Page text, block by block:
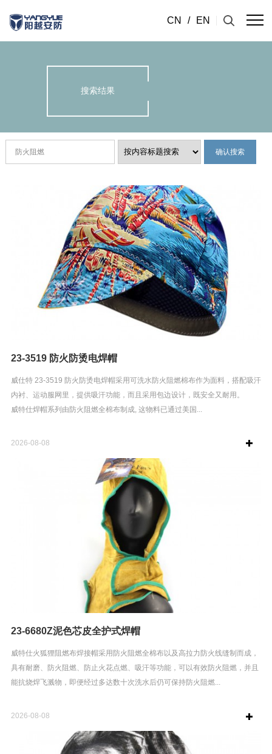
CN / EN
搜索结果
23-3519 防火防烫电焊帽
威仕特 23-3519 防火防烫电焊帽采用可洗水防火阻燃棉布作为面料，搭配吸汗
内衬、运动服网里，提供吸汗功能，而且采用包边设计，既安全又耐用。
威特仕焊帽系列由防火阻燃全棉布制成, 这物料已通过美国...
2026-08-08
23-6680Z泥色芯皮全护式焊帽
威特仕火狐狸阻燃布焊接帽采用防火阻燃全棉布以及高拉力防火线缝制而成，
具有耐磨、防火阻燃、防止火花点燃、吸汗等功能，可以有效防火阻燃，并且
能抗烧焊飞溅物，即便经过多达数十次洗水后仍可保持防火阻燃...
2026-08-08